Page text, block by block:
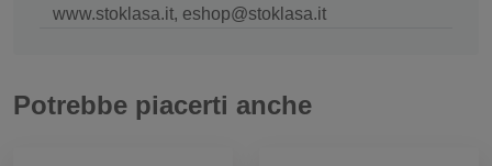
www.stoklasa.it, eshop@stoklasa.it
Potrebbe piacerti anche